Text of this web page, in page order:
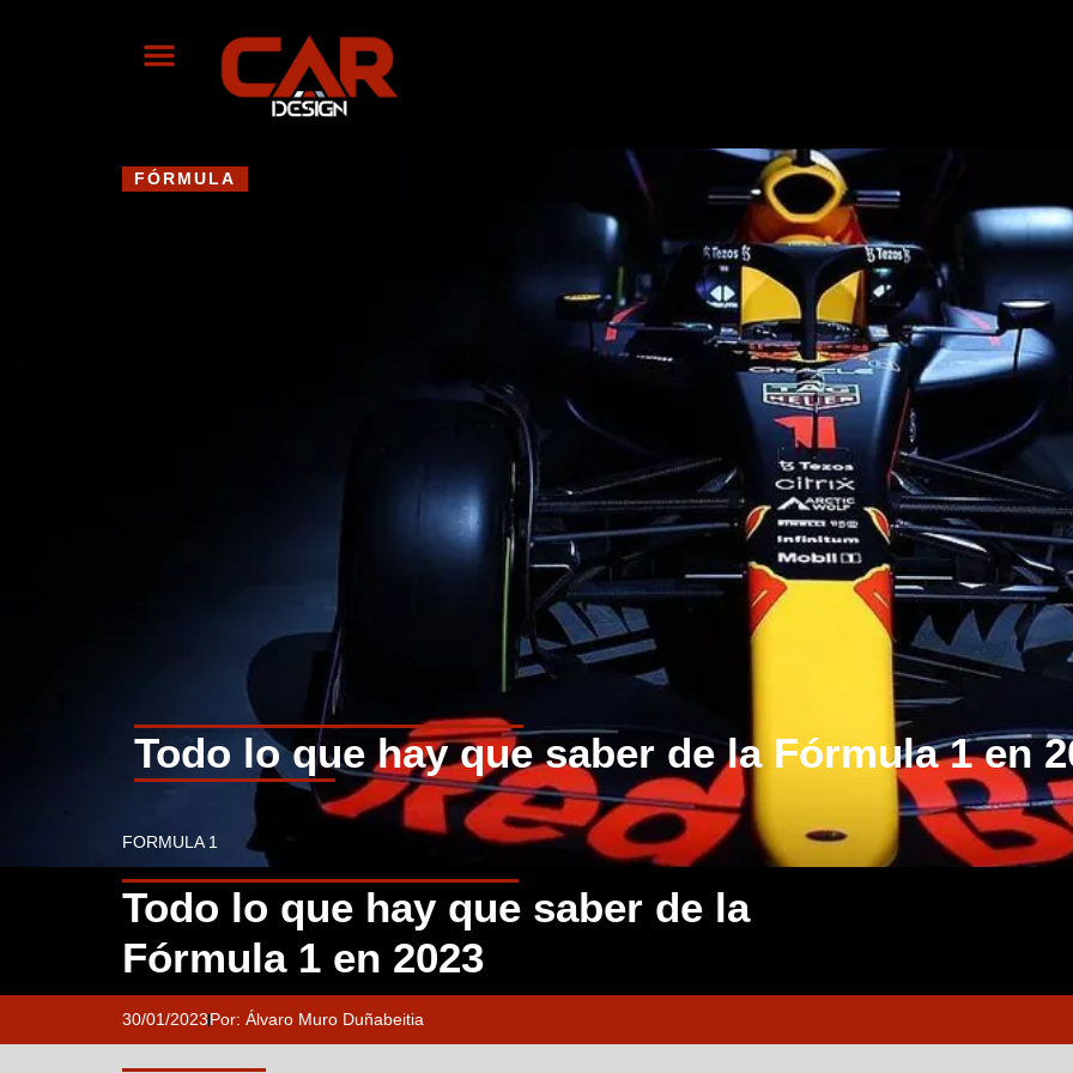
FÓRMULA
Todo lo que hay que saber de la Fórmula 1 en
FORMULA 1
Todo lo que hay que saber de la
Fórmula 1 en 2023
30/01/2023Por: Álvaro Muro Duñabeitia